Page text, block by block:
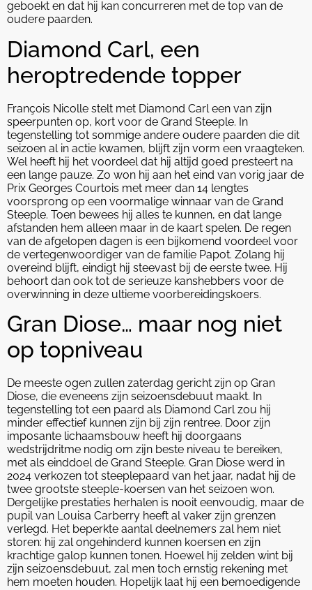
geboekt en dat hij kan concurreren met de top van de
oudere paarden.
Diamond Carl, een
heroptredende topper
François Nicolle stelt met Diamond Carl een van zijn
speerpunten op, kort voor de Grand Steeple. In
tegenstelling tot sommige andere oudere paarden die dit
seizoen al in actie kwamen, blijft zijn vorm een vraagteken.
Wel heeft hij het voordeel dat hij altijd goed presteert na
een lange pauze. Zo won hij aan het eind van vorig jaar de
Prix Georges Courtois met meer dan 14 lengtes
voorsprong op een voormalige winnaar van de Grand
Steeple. Toen bewees hij alles te kunnen, en dat lange
afstanden hem alleen maar in de kaart spelen. De regen
van de afgelopen dagen is een bijkomend voordeel voor
de vertegenwoordiger van de familie Papot. Zolang hij
overeind blijft, eindigt hij steevast bij de eerste twee. Hij
behoort dan ook tot de serieuze kanshebbers voor de
overwinning in deze ultieme voorbereidingskoers.
Gran Diose… maar nog niet
op topniveau
De meeste ogen zullen zaterdag gericht zijn op Gran
Diose, die eveneens zijn seizoensdebuut maakt. In
tegenstelling tot een paard als Diamond Carl zou hij
minder effectief kunnen zijn bij zijn rentree. Door zijn
imposante lichaamsbouw heeft hij doorgaans
wedstrijdritme nodig om zijn beste niveau te bereiken,
met als einddoel de Grand Steeple. Gran Diose werd in
2024 verkozen tot steeplepaard van het jaar, nadat hij de
twee grootste steeple-koersen van het seizoen won.
Dergelijke prestaties herhalen is nooit eenvoudig, maar de
pupil van Louisa Carberry heeft al vaker zijn grenzen
verlegd. Het beperkte aantal deelnemers zal hem niet
storen: hij zal ongehinderd kunnen koersen en zijn
krachtige galop kunnen tonen. Hoewel hij zelden wint bij
zijn seizoensdebuut, zal men toch ernstig rekening met
hem moeten houden. Hopelijk laat hij een bemoedigende